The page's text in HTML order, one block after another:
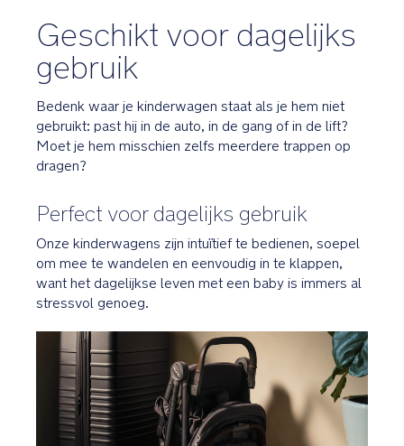
Geschikt voor dagelijks
gebruik
Bedenk waar je kinderwagen staat als je hem niet
gebruikt: past hij in de auto, in de gang of in de lift?
Moet je hem misschien zelfs meerdere trappen op
dragen?
Perfect voor dagelijks gebruik
Onze kinderwagens zijn intuïtief te bedienen, soepel
om mee te wandelen en eenvoudig in te klappen,
want het dagelijkse leven met een baby is immers al
stressvol genoeg.